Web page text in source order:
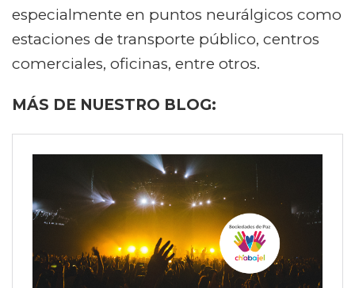
especialmente en puntos neurálgicos como
estaciones de transporte público, centros
comerciales, oficinas, entre otros.
MÁS DE NUESTRO BLOG: